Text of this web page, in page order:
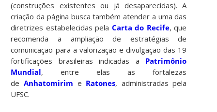
(construções existentes ou já desaparecidas). A
criação da página busca também atender a uma das
diretrizes estabelecidas pela Carta do Recife, que
recomenda a ampliação de estratégias de
comunicação para a valorização e divulgação das 19
fortificações brasileiras indicadas a Patrimônio
Mundial, entre elas as fortalezas
de Anhatomirim e Ratones, administradas pela
UFSC.